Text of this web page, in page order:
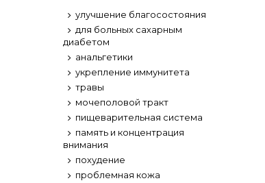
улучшение благосостояния
для больных сахарным
диабетом
анальгетики
укрепление иммунитета
травы
мочеполовой тракт
пищеварительная система
память и концентрация
внимания
похудение
проблемная кожа